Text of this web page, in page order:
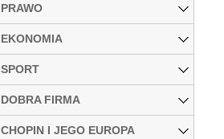
PRAWO
EKONOMIA
SPORT
DOBRA FIRMA
CHOPIN I JEGO EUROPA